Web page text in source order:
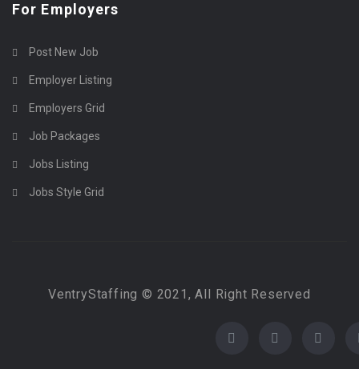
For Employers
Post New Job
Employer Listing
Employers Grid
Job Packages
Jobs Listing
Jobs Style Grid
VentryStaffing © 2021, All Right Reserved